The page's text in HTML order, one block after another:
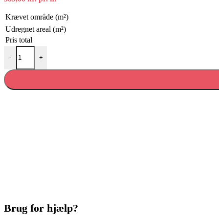
Krævet område (m²)
Udregnet areal (m²)
Pris total
-
Eg hvid kalket matlak børstet 3-stavs antal
+
Brug for hjælp?